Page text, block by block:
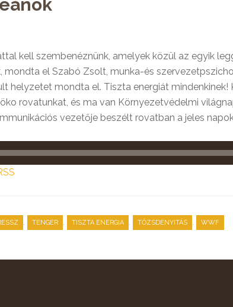
kell szembenéznünk, amelyek közül az egyik
el Szabó Zsolt, munka-és
helyzetet mondta el. Tiszta energiát mindenkinek!
rovatunkat, és ma van Környezetvédelmi
vezetője beszélt rovatban a jeles
, TENGER , TISZTA ENERGIA , TŐZSDENYITÁS , WWF